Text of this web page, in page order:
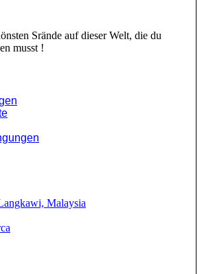
Srände auf dieser Welt, die du
musst !
Malaysia